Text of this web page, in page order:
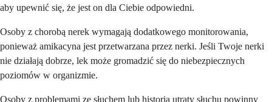
aby upewnić się, że jest on dla Ciebie odpowiedni.
Osoby z chorobą nerek wymagają dodatkowego monitorowania,
ponieważ amikacyna jest przetwarzana przez nerki. Jeśli Twoje nerki
nie działają dobrze, lek może gromadzić się do niebezpiecznych
poziomów w organizmie.
Osoby z problemami ze słuchem lub historią utraty słuchu powinny